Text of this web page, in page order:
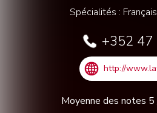
Spécialités :
+352 47
http://
Moyenne des notes 5